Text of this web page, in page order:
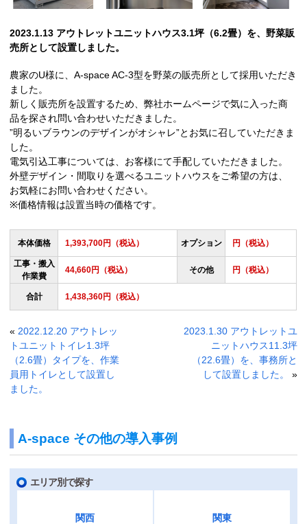
2023.1.13 アウトレットユニットハウス3.1坪（6.2畳）を、野菜販
売所として設置しました。
農家のU様に、A-space AC-3型を野菜の販売所として採用いただき
ました。
新しく販売所を設置するため、弊社ホームページで気に入った商
品を探され問い合わせいただきました。
”明るいブラウンのデザインがオシャレ”とお気に召していただきま
した。
電気引込工事については、お客様にて手配していただきました。
外壁デザイン・間取りを選べるユニットハウスをご希望の方は、
お気軽にお問い合わせください。
※価格情報は設置当時の価格です。
本体価格 1,393,700円（税込） オプション 円（税込）
工事・搬入
作業費
44,660円（税込） その他 円（税込）
合計 1,438,360円（税込）
« 2022.12.20 アウトレッ
トユニットトイレ1.3坪
（2.6畳）タイプを、作業
員用トイレとして設置し
ました。
2023.1.30 アウトレットユ
ニットハウス11.3坪
（22.6畳）を、事務所と
して設置しました。
»
A-space その他の導入事例
エリア別で探す
関西
関東